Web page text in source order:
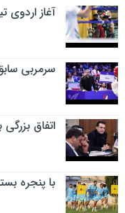
آغاز اردوی
سرمربی
اتفاق
با پنجره